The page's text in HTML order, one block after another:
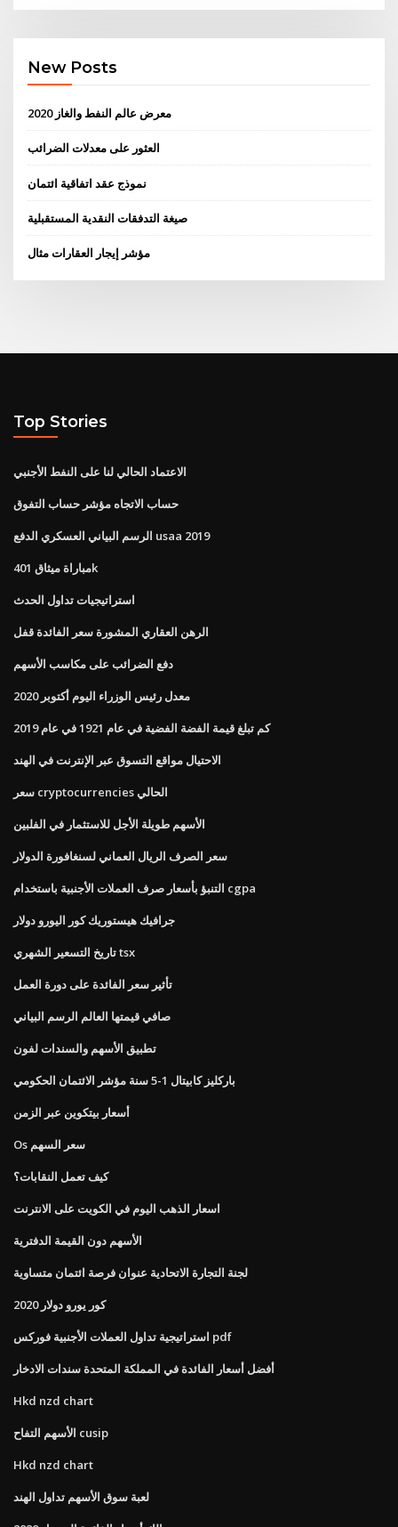
New Posts
معرض عالم النفط والغاز 2020
العثور على معدلات الضرائب
نموذج عقد اتفاقية ائتمان
صيغة التدفقات النقدية المستقبلية
مؤشر إيجار العقارات مثال
Top Stories
الاعتماد الحالي لنا على النفط الأجنبي
حساب الاتجاه مؤشر حساب التفوق
الرسم البياني العسكري الدفع usaa 2019
مباراة ميثاق 401k
استراتيجيات تداول الحدث
الرهن العقاري المشورة سعر الفائدة قفل
دفع الضرائب على مكاسب الأسهم
معدل رئيس الوزراء اليوم أكتوبر 2020
كم تبلغ قيمة الفضة الفضية في عام 1921 في عام 2019
الاحتيال مواقع التسوق عبر الإنترنت في الهند
سعر cryptocurrencies الحالي
الأسهم طويلة الأجل للاستثمار في الفلبين
سعر الصرف الريال العماني لسنغافورة الدولار
التنبؤ بأسعار صرف العملات الأجنبية باستخدام cgpa
جرافيك هيستوريك كور اليورو دولار
تاريخ التسعير الشهري tsx
تأثير سعر الفائدة على دورة العمل
صافي قيمتها العالم الرسم البياني
تطبيق الأسهم والسندات لفون
باركليز كابيتال 1-5 سنة مؤشر الائتمان الحكومي
أسعار بيتكوين عبر الزمن
Os سعر السهم
كيف تعمل النقابات؟
اسعار الذهب اليوم في الكويت على الانترنت
الأسهم دون القيمة الدفترية
لجنة التجارة الاتحادية عنوان فرصة ائتمان متساوية
كور يورو دولار 2020
استراتيجية تداول العملات الأجنبية فوركس pdf
أفضل أسعار الفائدة في المملكة المتحدة سندات الادخار
Hkd nzd chart
الأسهم التفاح cusip
Hkd nzd chart
لعبة سوق الأسهم تداول الهند